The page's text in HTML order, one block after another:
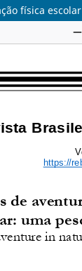
física escolar